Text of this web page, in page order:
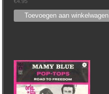
Toevoegen aan winkelwagen